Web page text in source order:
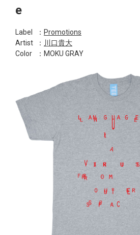
e
Label ： Promotions
Artist
： 川口貴大
Color
：MOKU GRAY